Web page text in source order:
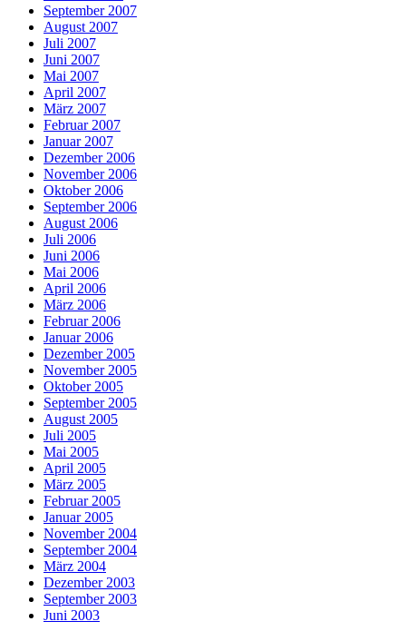
September 2007
August 2007
Juli 2007
Juni 2007
Mai 2007
April 2007
März 2007
Februar 2007
Januar 2007
Dezember 2006
November 2006
Oktober 2006
September 2006
August 2006
Juli 2006
Juni 2006
Mai 2006
April 2006
März 2006
Februar 2006
Januar 2006
Dezember 2005
November 2005
Oktober 2005
September 2005
August 2005
Juli 2005
Mai 2005
April 2005
März 2005
Februar 2005
Januar 2005
November 2004
September 2004
März 2004
Dezember 2003
September 2003
Juni 2003